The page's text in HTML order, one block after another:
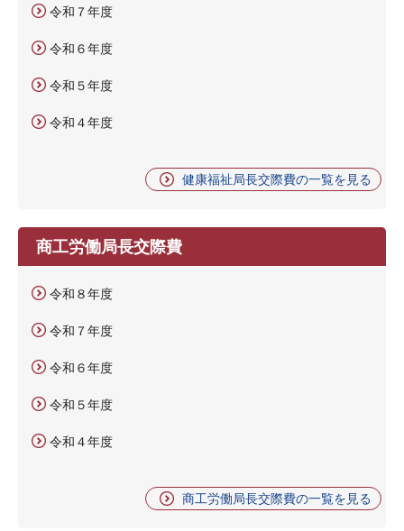
令和７年度
令和６年度
令和５年度
令和４年度
健康福祉局長交際費の一覧を見る
商工労働局長交際費
令和８年度
令和７年度
令和６年度
令和５年度
令和４年度
商工労働局長交際費の一覧を見る